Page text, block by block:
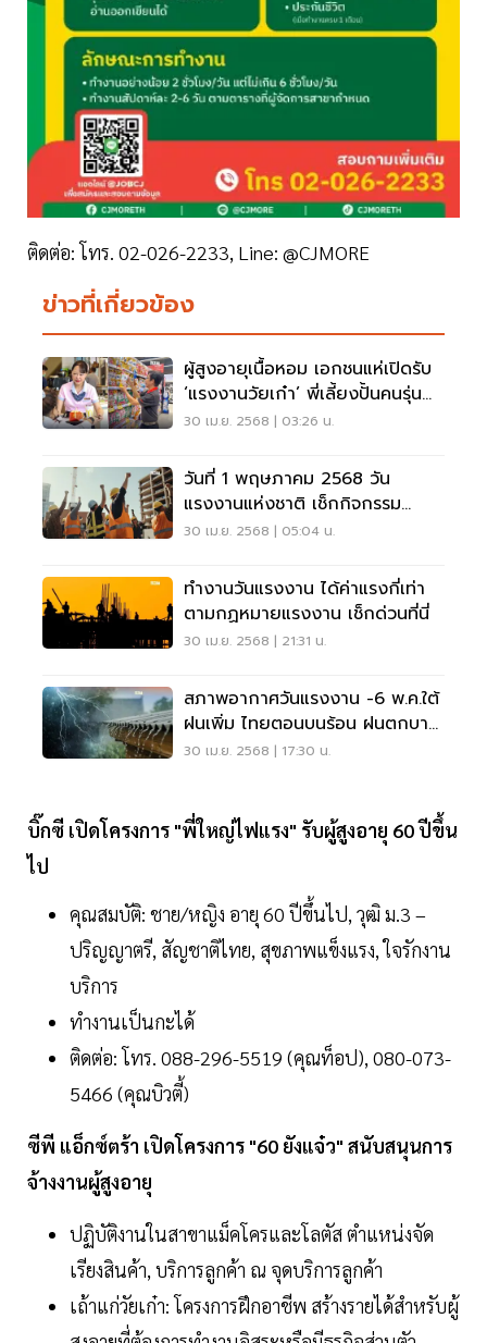
ติดต่อ: โทร. 02-026-2233, Line: @CJMORE
ข่าวที่เกี่ยวข้อง
ผู้สูงอายุเนื้อหอม เอกชนแห่เปิดรับ
‘แรงงานวัยเก๋า’ พี่เลี้ยงปั้นคนรุ่น
ใหม่
30 เม.ย. 2568 | 03:26 น.
วันที่ 1 พฤษภาคม 2568 วัน
แรงงานแห่งชาติ เช็กกิจกรรม
กระทรวงแรงงาน
30 เม.ย. 2568 | 05:04 น.
ทำงานวันแรงงาน ได้ค่าแรงกี่เท่า
ตามกฏหมายแรงงาน เช็กด่วนที่นี่
30 เม.ย. 2568 | 21:31 น.
สภาพอากาศวันแรงงาน -6 พ.ค.ใต้
ฝนเพิ่ม ไทยตอนบนร้อน ฝนตกบาง
แห่ง
30 เม.ย. 2568 | 17:30 น.
บิ๊กซี เปิดโครงการ "พี่ใหญ่ไฟแรง" รับผู้สูงอายุ 60 ปีขึ้น
ไป
คุณสมบัติ: ชาย/หญิง อายุ 60 ปีขึ้นไป, วุฒิ ม.3 –
ปริญญาตรี, สัญชาติไทย, สุขภาพแข็งแรง, ใจรักงาน
บริการ
ทำงานเป็นกะได้
ติดต่อ: โทร. 088-296-5519 (คุณท็อป), 080-073-
5466 (คุณบิวตี้)
ซีพี แอ็กซ์ตร้า เปิดโครงการ "60 ยังแจ๋ว" สนับสนุนการ
จ้างงานผู้สูงอายุ
ปฏิบัติงานในสาขาแม็คโครและโลตัส ตำแหน่งจัด
เรียงสินค้า, บริการลูกค้า ณ จุดบริการลูกค้า
เถ้าแก่วัยเก๋า: โครงการฝึกอาชีพ สร้างรายได้สำหรับผู้